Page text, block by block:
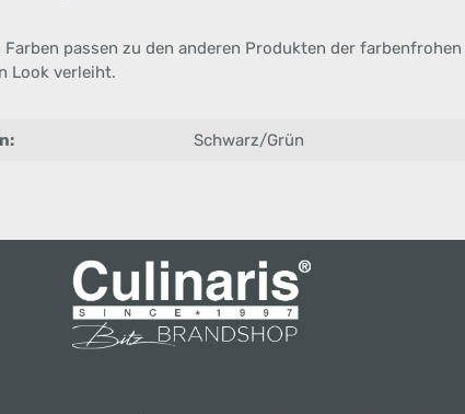
Farben passen zu den anderen Produkten der farbenfrohen
Look verleiht.
Schwarz/Grün